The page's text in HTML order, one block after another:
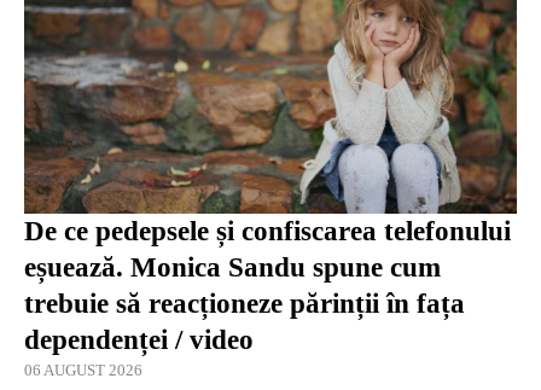
De ce pedepsele și confiscarea telefonului
eșuează. Monica Sandu spune cum
trebuie să reacționeze părinții în fața
dependenței / video
06 AUGUST 2026